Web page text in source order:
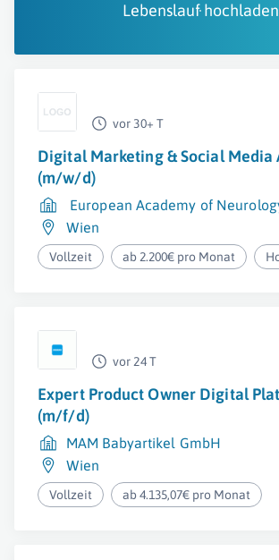
Lebenslauf hochladen
vor 30+ T
Digital Marketing & Social Media
(m/w/d)
European Academy of
Wien
Vollzeit ab 2.200€ pro Monat
vor 24 T
Expert Product Owner Digital
(m/f/d)
MAM Babyartikel GmbH
Wien
Vollzeit ab 4.135,07€ pro Monat